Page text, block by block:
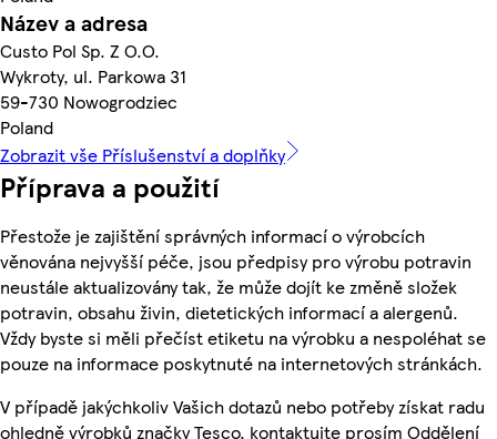
Název a adresa
Custo Pol Sp. Z O.O.
Wykroty, ul. Parkowa 31
59-730 Nowogrodziec
Poland
Zobrazit vše Příslušenství a doplňky
Příprava a použití
Přestože je zajištění správných informací o výrobcích
věnována nejvyšší péče, jsou předpisy pro výrobu potravin
neustále aktualizovány tak, že může dojít ke změně složek
potravin, obsahu živin, dietetických informací a alergenů.
Vždy byste si měli přečíst etiketu na výrobku a nespoléhat se
pouze na informace poskytnuté na internetových stránkách.
V případě jakýchkoliv Vašich dotazů nebo potřeby získat radu
ohledně výrobků značky Tesco, kontaktujte prosím Oddělení